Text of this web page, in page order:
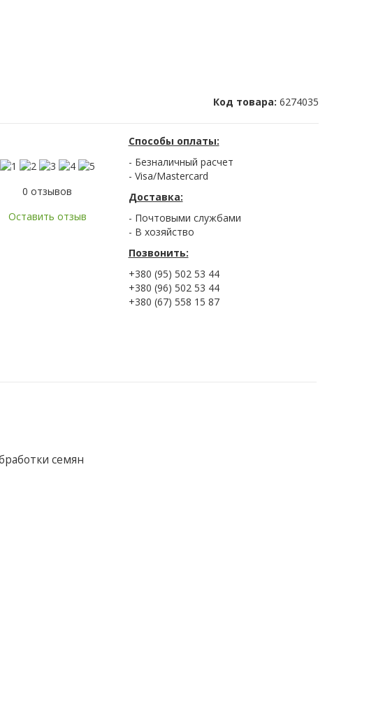
Код товара: 6274035
0 отзывов
Оставить отзыв
Способы оплаты:
- Безналичный расчет
- Visa/Mastercard
Доставка:
- Почтовыми службами
- В хозяйство
Позвонить:
+380 (95) 502 53 44
+380 (96) 502 53 44
+380 (67) 558 15 87
семян